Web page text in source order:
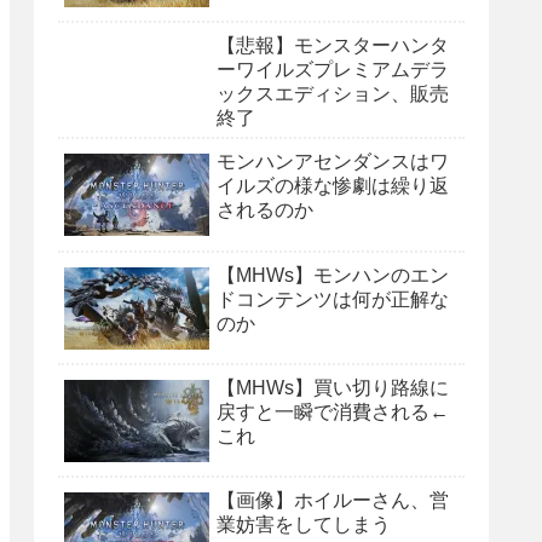
【悲報】モンスターハンタ
ーワイルズプレミアムデラ
ックスエディション、販売
終了
モンハンアセンダンスはワ
イルズの様な惨劇は繰り返
されるのか
【MHWs】モンハンのエン
ドコンテンツは何が正解な
のか
【MHWs】買い切り路線に
戻すと一瞬で消費される←
これ
【画像】ホイルーさん、営
業妨害をしてしまう